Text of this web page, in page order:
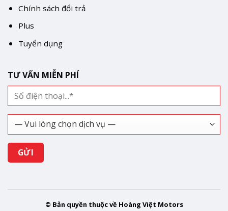
Chính sách đổi trả
Plus
Tuyển dụng
TƯ VẤN MIỄN PHÍ
© Bản quyền thuộc về Hoàng Việt Motors